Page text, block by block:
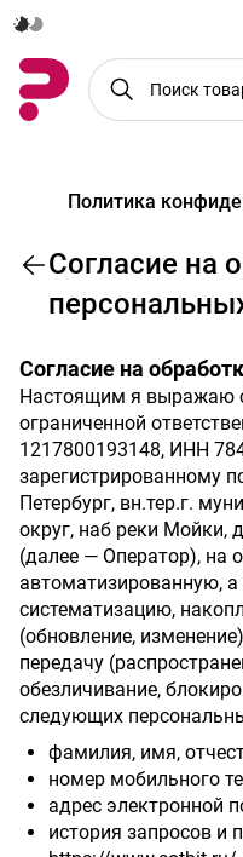
Политика
Согласие на
Согласие на
Настоящим я выражаю
ограниченной
1217800193148, ИНН
зарегистрированному
Петербург, вн.тер.г.
округ, наб реки Мойки,
(далее — Оператор), на
автоматизированную,
систематизацию,
(обновление,
передачу
обезличивание,
следующих
фамилия, имя,
номер мобильного
адрес электронной
история запросов и